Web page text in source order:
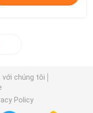
với chúng tôi
Policy